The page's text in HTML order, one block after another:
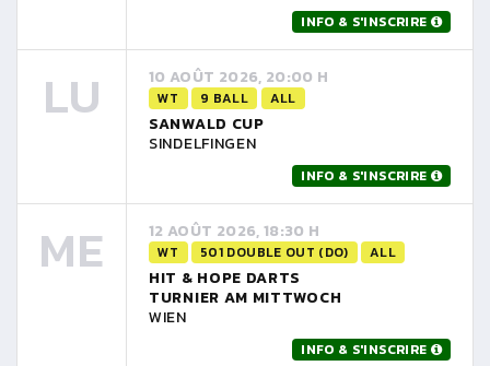
INFO & S'INSCRIRE
LU 10 AOÛT 2026, 20:00 H
WT 9 BALL ALL
SANWALD CUP
SINDELFINGEN
INFO & S'INSCRIRE
ME 12 AOÛT 2026, 18:30 H
WT 501 DOUBLE OUT (DO) ALL
HIT & HOPE DARTS
TURNIER AM MITTWOCH
WIEN
INFO & S'INSCRIRE